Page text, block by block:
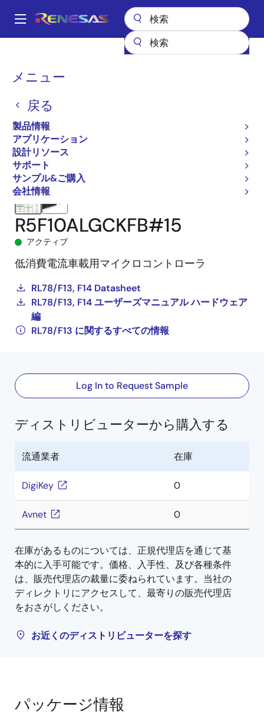
ン
Main
メニュー
戻る
製品情報
アプリケーション
設計リソース
サポート
サンプル&ご購入
会社情報
パ
く
ず
マイクロコントローラとマイクロプロセッサ
R5F10ALGCKFB#15
アクティブ
低消費電流車載用マイクロコントローラ
RL78/F13, F14 Datasheet
RL78/F13, F14 ユーザーズマニュアル ハードウェア
編
RL78/F13 に関するすべての情報
Log In to Request Sample
ディストリビューターから購入する
流通業者 在庫
DigiKey 0
Avnet 0
在庫があるものについては、正規代理店を通じて基
本的に入手可能です。価格、入手性、及び各種条件
は、販売代理店の裁量に委ねられています。当社の
ディレクトリにアクセスして、最寄りの販売代理店
をおさがしください。
お近くのディストリビューターを探す
パッケージ情報